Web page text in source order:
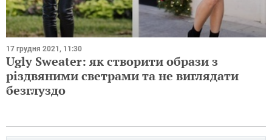
17 грудня 2021, 11:30
Ugly Sweater: як створити образи з
різдвяними светрами та не виглядати
безглуздо